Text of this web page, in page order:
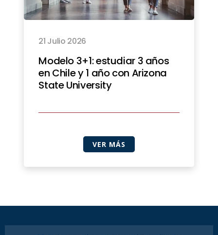
21 Julio 2026
Modelo 3+1: estudiar 3 años
en Chile y 1 año con Arizona
State University
VER MÁS